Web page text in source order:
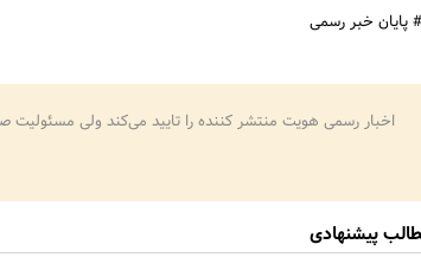
پایان خبر رسمی
اخبار رسمی هویت منتشر کننده را تایید می‌کند ولی
پیشنهادی